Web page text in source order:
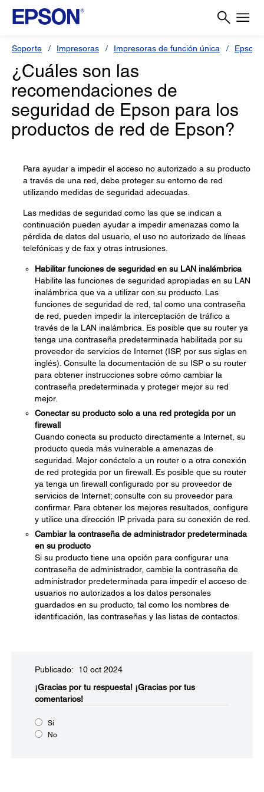
Soporte Impresoras Impresoras de función única Epson
¿Cuáles son las
recomendaciones de
seguridad de Epson para los
productos de red de Epson?
Para ayudar a impedir el acceso no autorizado a su producto
a través de una red, debe proteger su entorno de red
utilizando medidas de seguridad adecuadas.
Las medidas de seguridad como las que se indican a
continuación pueden ayudar a impedir amenazas como la
pérdida de datos del usuario, el uso no autorizado de líneas
telefónicas y de fax y otras intrusiones.
Habilitar funciones de seguridad en su LAN inalámbrica
Habilite las funciones de seguridad apropiadas en su LAN
inalámbrica que va a utilizar con su producto. Las
funciones de seguridad de red, tal como una contraseña
de red, pueden impedir la interceptación de tráfico a
través de la LAN inalámbrica. Es posible que su router ya
tenga una contraseña predeterminada habilitada por su
proveedor de servicios de Internet (ISP, por sus siglas en
inglés). Consulte la documentación de su ISP o su router
para obtener instrucciones sobre cómo cambiar la
contraseña predeterminada y proteger mejor su red
mejor.
Conectar su producto solo a una red protegida por un
firewall
Cuando conecta su producto directamente a Internet, su
producto queda más vulnerable a amenazas de
seguridad. Mejor conéctelo a un router o a otra conexión
de red protegida por un firewall. Es posible que su router
ya tenga un firewall configurado por su proveedor de
servicios de Internet; consulte con su proveedor para
confirmar. Para obtener los mejores resultados, configure
y utilice una dirección IP privada para su conexión de red.
Cambiar la contraseña de administrador predeterminada
en su producto
Si su producto tiene una opción para configurar una
contraseña de administrador, cambie la contraseña de
administrador predeterminada para impedir el acceso de
usuarios no autorizados a los datos personales
guardados en su producto, tal como los nombres de
identificación, las contraseñas y las listas de contactos.
Publicado: 10 oct 2024
¡Gracias por tu respuesta! ¡Gracias por tus
comentarios!
Sí
No